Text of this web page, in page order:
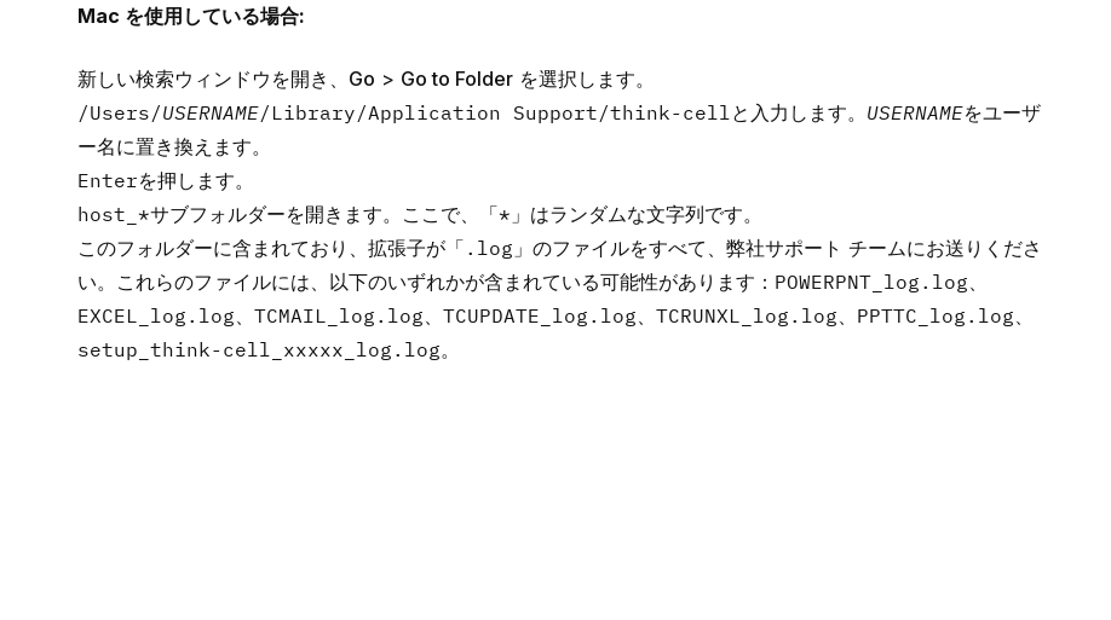
Mac を使用している場合:
新しい検索ウィンドウを開き、 Go > Go to Folder を選択します。
/Users/USERNAME/Library/Application Support/think-cellと入力します。 USERNAMEをユーザ
ー名に置き換えます。
Enterを押します。
host_*サブフォルダーを開きます。ここで、「* 」はランダムな文字列です。
このフォルダーに含まれており、拡張子が「 .log 」のファイルをすべて、 弊社サポート チームにお送りくださ
い。これらのファイルには、以下のいずれかが含まれている可能性があります： POWERPNT_log.log、
EXCEL_log.log、 TCMAIL_log.log、 TCUPDATE_log.log、 TCRUNXL_log.log、 PPTTC_log.log、
setup_think-cell_xxxxx_log.log。